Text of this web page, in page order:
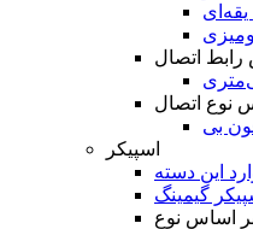
اتصال
نوع اتصال
اسپیکر
این دسته
گیمینگ
اساس نوع